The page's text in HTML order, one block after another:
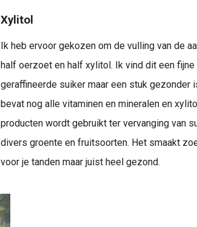
Xylitol
Ik heb ervoor gekozen om de vulling van de
half oerzoet en half xylitol. Ik vind dit een
geraffineerde suiker maar een stuk
bevat nog alle vitaminen en mineralen en
producten wordt gebruikt ter vervanging van
divers groente en fruitsoorten. Het smaakt
voor je tanden maar juist heel gezond.